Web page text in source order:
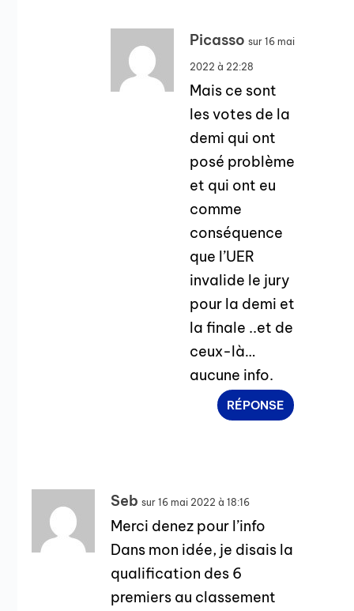
Picasso sur 16 mai
2022 à 22:28
Mais ce sont
les votes de la
demi qui ont
posé problème
et qui ont eu
comme
conséquence
que l’UER
invalide le jury
pour la demi et
la finale ..et de
ceux-là…
aucune info.
RÉPONSE
Seb sur 16 mai 2022 à 18:16
Merci denez pour l’info
Dans mon idée, je disais la
qualification des 6
premiers au classement